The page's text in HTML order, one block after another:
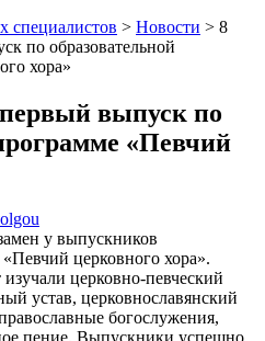
специалистов > Новости > 8
по образовательной
хора»
выпуск по
«Певчий
у выпускников
церковного хора».
церковно-певческий
устав, церковнославянский
богослужения,
пение. Выпускники успешно